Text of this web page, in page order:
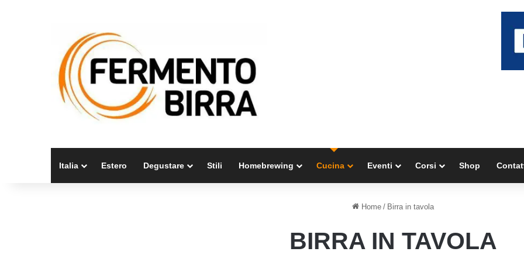
Italia Estero Degustare Stili Homebrewing Cucina Eventi Corsi Shop
Home / Birra in tavola
BIRRA IN TAVOLA